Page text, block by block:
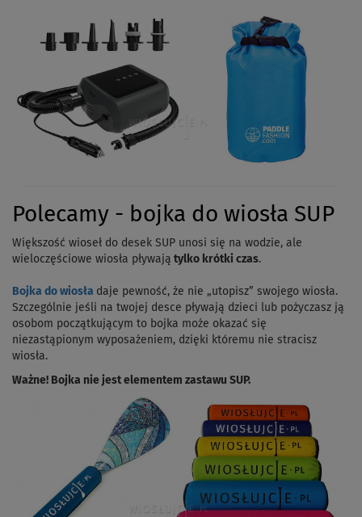
Polecamy - bojka do wiosła SUP
Większość wioseł do desek SUP unosi się na wodzie, ale
wieloczęściowe wiosła pływają tylko krótki czas.
Bojka do wiosła daje pewność, że nie „utopisz” swojego wiosła.
Szczególnie jeśli na twojej desce pływają dzieci lub pożyczasz ją
osobom początkującym to bojka może okazać się
niezastąpionym wyposażeniem, dzięki któremu nie stracisz
wiosła.
Ważne! Bojka nie jest elementem zastawu SUP.